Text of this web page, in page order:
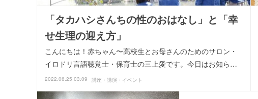
「タカハシさんちの性のおはなし」と「幸
せ生理の迎え方」
こんにちは！赤ちゃん〜高校生とお母さんのためのサロン・
イロドリ言語聴覚士・保育士の三上愛です。今日はお知ら…
2022.06.25 03:09 講座・講演・イベント